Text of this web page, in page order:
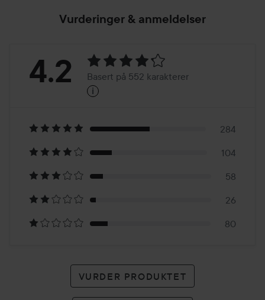
Vurderinger & anmeldelser
Vurdering:
Basert
på
552
karakterer
4.2 Basert på 552 karakterer
i
284
104
58
26
80
VURDER PRODUKTET